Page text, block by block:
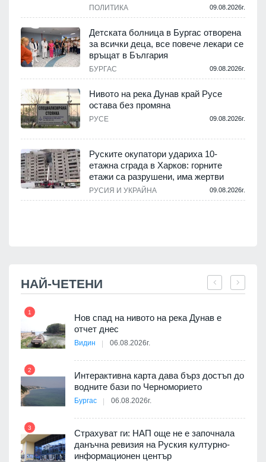
ПОЛИТИКА 09.08.2026г.
Детската болница в Бургас отворена
за всички деца, все повече лекари се
връщат в България
БУРГАС 09.08.2026г.
Нивото на река Дунав край Русе
остава без промяна
РУСЕ 09.08.2026г.
Руските окупатори удариха 10-
етажна сграда в Харков: горните
етажи са разрушени, има жертви
РУСИЯ И УКРАЙНА 09.08.2026г.
НАЙ-ЧЕТЕНИ
1
Нов спад на нивото на река Дунав е
отчет днес
Видин 06.08.2026г.
2
Интерактивна карта дава бърз достъп до
водните бази по Черноморието
Бургас 06.08.2026г.
3
Страхуват ги: НАП още не е започнала
данъчна ревизия на Руския културно-
информационен център